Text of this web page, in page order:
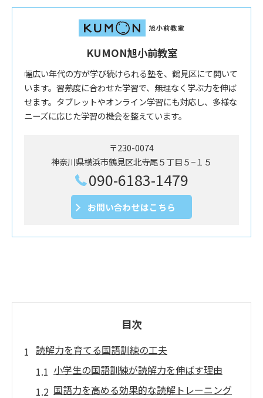
KUMON旭小前教室
幅広い年代の方が学び続けられる塾を、鶴見区にて開いて
います。習熟度に合わせた学習で、無理なく学ぶ力を伸ば
せます。タブレットやオンライン学習にも対応し、多様な
ニーズに応じた学習の機会を整えています。
〒230-0074
神奈川県横浜市鶴見区北寺尾５丁目５−１５
090-6183-1479
お問い合わせはこちら
目次
読解力を育てる国語訓練の工夫
小学生の国語訓練が読解力を伸ばす理由
国語力を高める効果的な読解トレーニング